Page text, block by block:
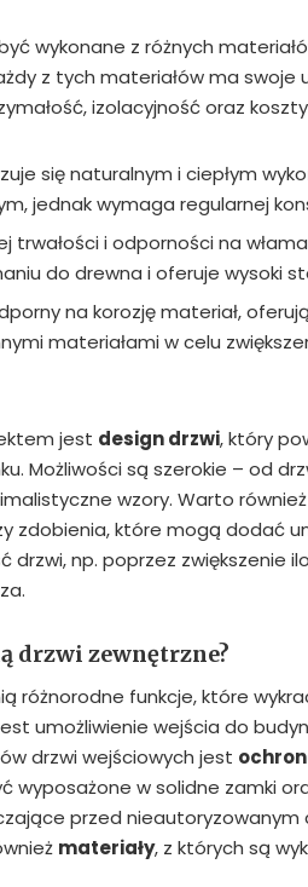
wykonane z różnych
z tych materiałów ma swoje
izolacyjność oraz
się naturalnym i ciepłym
jednak wymaga regularnej
trwałości i odporności na
do drewna i oferuje wysoki
na korozję materiał,
materiałami w celu
jest design drzwi, który
Możliwości są szerokie – od
wzory. Warto
zdobienia, które mogą dodać
drzwi, np. poprzez zwiększenie
drzwi zewnętrzne?
różnorodne funkcje, które
umożliwienie wejścia do
drzwi wejściowych jest
wyposażone w solidne zamki
przed nieautoryzowanym
materiały, z których są